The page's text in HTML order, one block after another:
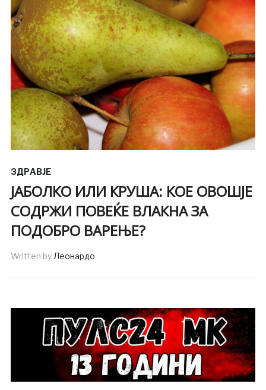
ЗДРАВЈЕ
ЈАБОЛКО ИЛИ КРУША: КОЕ ОВОШЈЕ
СОДРЖИ ПОВЕЌЕ ВЛАКНА ЗА
ПОДОБРО ВАРЕЊЕ?
Written byЛеонардо